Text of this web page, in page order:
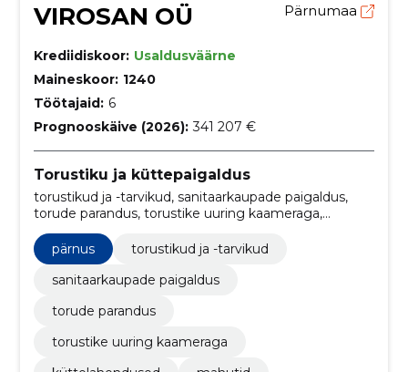
VIROSAN OÜ Pärnumaa
Krediidiskoor: Usaldusväärne
Maineskoor: 1240
Töötajaid: 6
Prognooskäive (2026): 341 207 €
Torustiku ja küttepaigaldus
torustikud ja -tarvikud, sanitaarkaupade paigaldus,
torude parandus, torustike uuring kaameraga,
küttelahendused, Mahutid, põrandaküte, Torud,
Trassitööd, Ventilatsioonitööd
pärnus
torustikud ja -tarvikud
sanitaarkaupade paigaldus
torude parandus
torustike uuring kaameraga